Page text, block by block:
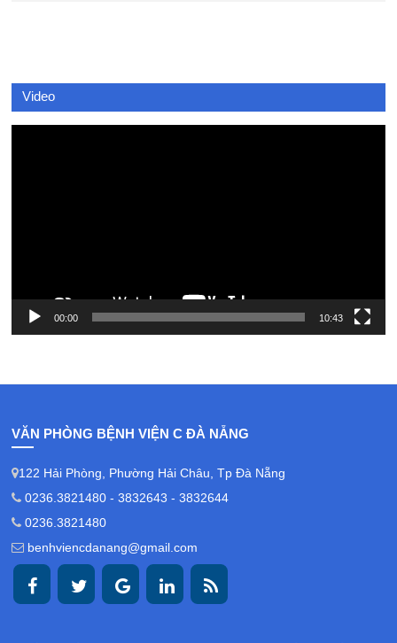
Video
00:00 10:43
VĂN PHÒNG BỆNH VIỆN C ĐÀ NẴNG
122 Hải Phòng, Phường Hải Châu, Tp Đà Nẵng
0236.3821480 - 3832643 - 3832644
0236.3821480
benhviencdanang@gmail.com